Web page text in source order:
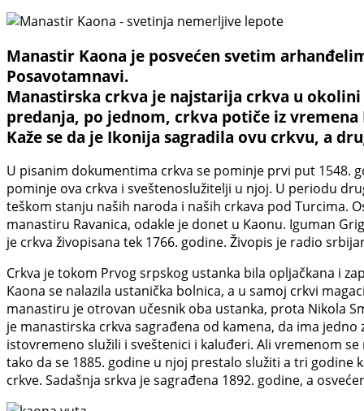
Manastir Kaona je posvećen svetim
Posavotamnavi.
Manastirska crkva je najstarija crkva u
predanja, po jednom, crkva potiče iz
Kaže se da je Ikonija sagradila ovu crkvu, a
U pisanim dokumentima crkva se pominje prvi put 1548.
pominje ova crkva i sveštenoslužitelji u njoj. U periodu
teškom stanju naših naroda i naših crkava pod Turcima.
manastiru Ravanica, odakle je donet u Kaonu. Iguman
je crkva živopisana tek 1766. godine. Živopis je radio
Crkva je tokom Prvog srpskog ustanka bila opljačkana i
Kaona se nalazila ustanička bolnica, a u samoj crkvi
manastiru je otrovan učesnik oba ustanka, prota Nikola
je manastirska crkva sagrađena od kamena, da ima
istovremeno služili i sveštenici i kaluđeri. Ali vremenom
tako da se 1885. godine u njoj prestalo služiti a tri godine
crkve. Sadašnja srkva je sagrađena 1892. godine, a